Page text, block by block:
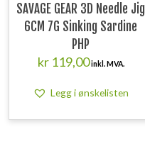
SAVAGE GEAR 3D Needle Jig
6CM 7G Sinking Sardine
PHP
kr119,00inkl. MVA.
Legg i ønskelisten